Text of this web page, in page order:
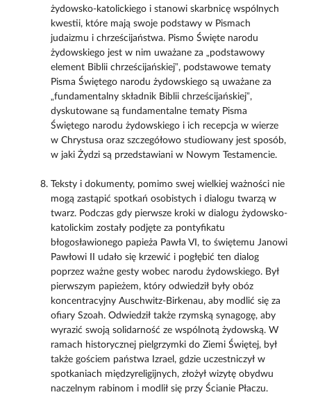
żydowsko-katolickiego i stanowi skarbnicę wspólnych
kwestii, które mają swoje podstawy w Pismach
judaizmu i chrześcijaństwa. Pismo Święte narodu
żydowskiego jest w nim uważane za „podstawowy
element Biblii chrześcijańskiej”, podstawowe tematy
Pisma Świętego narodu żydowskiego są uważane za
„fundamentalny składnik Biblii chrześcijańskiej”,
dyskutowane są fundamentalne tematy Pisma
Świętego narodu żydowskiego i ich recepcja w wierze
w Chrystusa oraz szczegółowo studiowany jest sposób,
w jaki Żydzi są przedstawiani w Nowym Testamencie.
Teksty i dokumenty, pomimo swej wielkiej ważności nie
mogą zastąpić spotkań osobistych i dialogu twarzą w
twarz. Podczas gdy pierwsze kroki w dialogu żydowsko-
katolickim zostały podjęte za pontyfikatu
błogosławionego papieża Pawła VI, to świętemu Janowi
Pawłowi II udało się krzewić i pogłębić ten dialog
poprzez ważne gesty wobec narodu żydowskiego. Był
pierwszym papieżem, który odwiedził były obóz
koncentracyjny Auschwitz-Birkenau, aby modlić się za
ofiary Szoah. Odwiedził także rzymską synagogę, aby
wyrazić swoją solidarność ze wspólnotą żydowską. W
ramach historycznej pielgrzymki do Ziemi Świętej, był
także gościem państwa Izrael, gdzie uczestniczył w
spotkaniach międzyreligijnych, złożył wizytę obydwu
naczelnym rabinom i modlił się przy Ścianie Płaczu.